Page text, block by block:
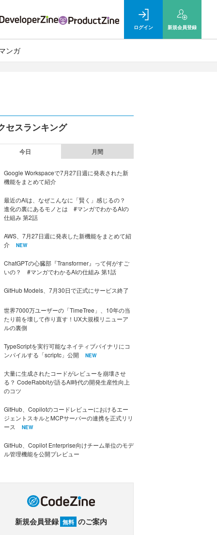
ログイン 新規会員登録
ンガ
セスランキング
今日 月間
Google Workspaceで7月27日週に発表された新
機能をまとめて紹介
最近のAIは、なぜこんなに「賢く」感じるの？
進化の裏にあるモノとは #マンガでわかるAIの
仕組み 第2話
AWS、7月27日週に発表した新機能をまとめて紹
介
NEW
ChatGPTの心臓部『Transformer』って何がすご
いの？ #マンガでわかるAIの仕組み 第1話
GitHub Models、7月30日で正式にサービス終了
世界7000万ユーザーの「TimeTree」、10年の当
たり前を壊して作り直す！UX大規模リニューア
ルの裏側
TypeScriptを実行可能なネイティブバイナリにコ
ンパイルする「scriptc」公開
NEW
大量に生成されたコードがレビューを崩壊させ
る？ CodeRabbitが語るAI時代の開発生産性向上
のコツ
GitHub、Copilotのコードレビューにおけるエー
ジェントスキルとMCPサーバーの連携を正式リリ
ース
NEW
GitHub、Copilot Enterprise向けチーム単位のモデ
ル管理機能を公開プレビュー
新規会員登録 無料 のご案内